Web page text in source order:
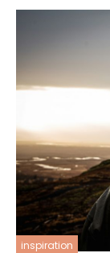
inspiration